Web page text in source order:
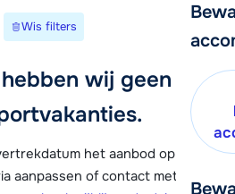
Wis filters
wij geen last-
het aanbod opnieuw.
aanpassen of contact met ons